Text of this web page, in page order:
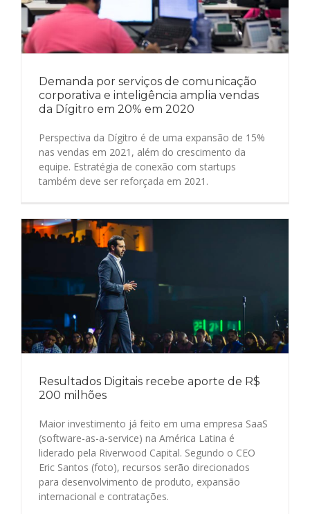
Demanda por serviços de comunicação
corporativa e inteligência amplia vendas
da Dígitro em 20% em 2020
Perspectiva da Dígitro é de uma expansão de 15%
nas vendas em 2021, além do crescimento da
equipe. Estratégia de conexão com startups
também deve ser reforçada em 2021.
Resultados Digitais recebe aporte de R$
200 milhões
Maior investimento já feito em uma empresa SaaS
(software-as-a-service) na América Latina é
liderado pela Riverwood Capital. Segundo o CEO
Eric Santos (foto), recursos serão direcionados
para desenvolvimento de produto, expansão
internacional e contratações.